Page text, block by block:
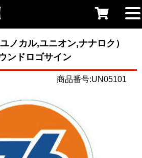
ノカル,ユニオン,ナナロク）
ンドロゴサイン
商品番号:UN05101